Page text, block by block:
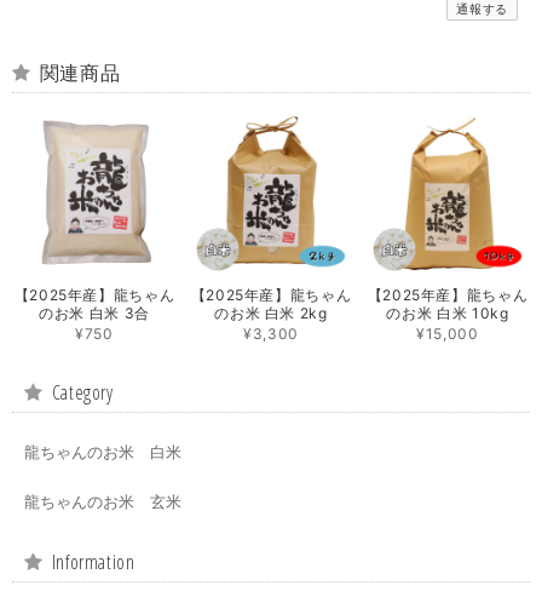
通報する
関連商品
【2025年産】龍ちゃん
のお米 白米 3合
¥750
【2025年産】龍ちゃん
のお米 白米 2kg
¥3,300
【2025年産】龍ちゃん
のお米 白米 10kg
¥15,000
Category
龍ちゃんのお米 白米
龍ちゃんのお米 玄米
Information